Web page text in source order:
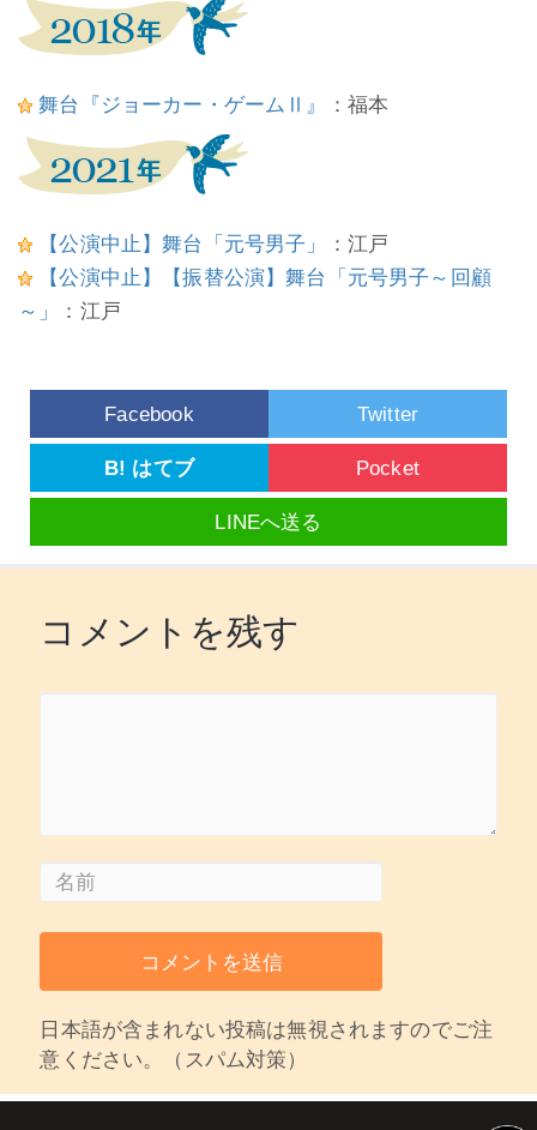
舞台『ジョーカー・ゲームⅡ』 ：福本
【公演中止】舞台「元号男子」
：江戸
【公演中止】【振替公演】舞台「元号男子～回顧
～」
：江戸
Facebook Twitter
B! はてブ Pocket
LINEへ送る
コメントを残す
日本語が含まれない投稿は無視されますのでご注
意ください。（スパム対策）